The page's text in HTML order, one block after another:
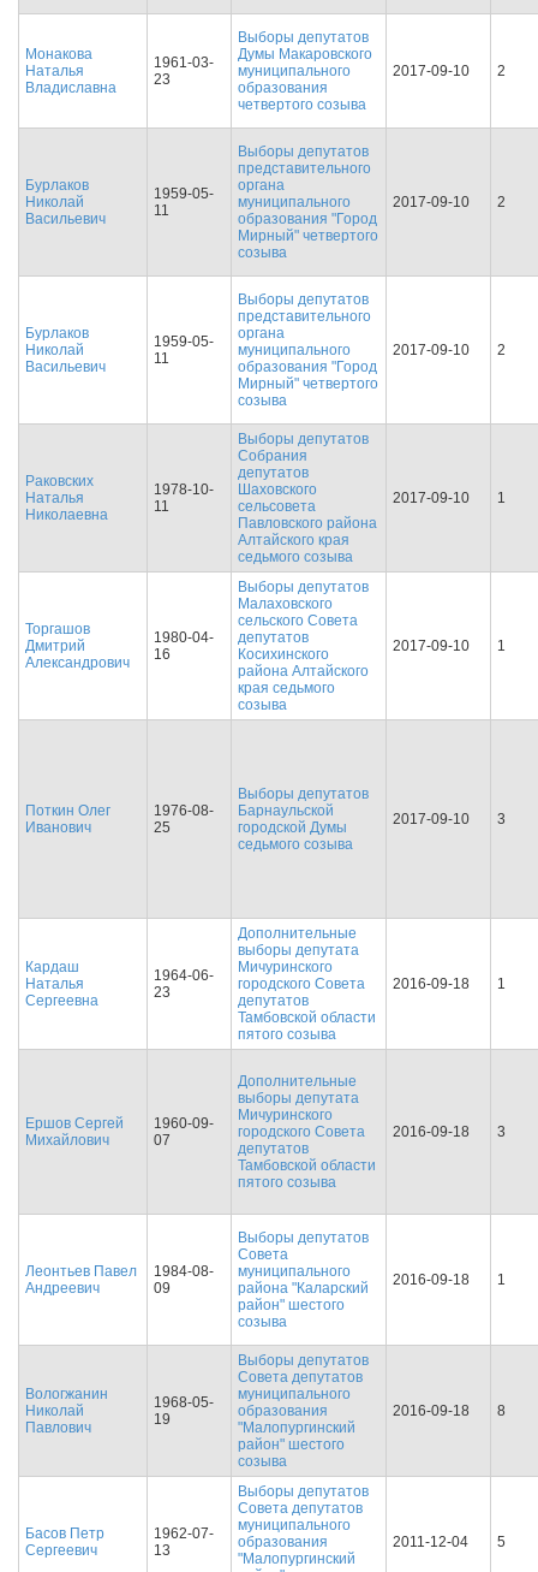
Монакова
Наталья
Владиславна
1961-03-
23
Выборы депутатов
Думы Макаровского
муниципального
образования
четвертого созыва
2017-09-10 2
Бурлаков
Николай
Васильевич
1959-05-
11
Выборы депутатов
представительного
органа
муниципального
образования "Город
Мирный" четвертого
созыва
2017-09-10 2
Бурлаков
Николай
Васильевич
1959-05-
11
Выборы депутатов
представительного
органа
муниципального
образования "Город
Мирный" четвертого
созыва
2017-09-10 2
Раковских
Наталья
Николаевна
1978-10-
11
Выборы депутатов
Собрания
депутатов
Шаховского
сельсовета
Павловского района
Алтайского края
седьмого созыва
2017-09-10 1
Торгашов
Дмитрий
Александрович
1980-04-
16
Выборы депутатов
Малаховского
сельского Совета
депутатов
Косихинского
района Алтайского
края седьмого
созыва
2017-09-10 1
Поткин Олег
Иванович
1976-08-
25
Выборы депутатов
Барнаульской
городской Думы
седьмого созыва
2017-09-10 3
Кардаш
Наталья
Сергеевна
1964-06-
23
Дополнительные
выборы депутата
Мичуринского
городского Совета
депутатов
Тамбовской области
пятого созыва
2016-09-18 1
Ершов Сергей
Михайлович
1960-09-
07
Дополнительные
выборы депутата
Мичуринского
городского Совета
депутатов
Тамбовской области
пятого созыва
2016-09-18 3
Леонтьев Павел
Андреевич
1984-08-
09
Выборы депутатов
Совета
муниципального
района "Каларский
район" шестого
созыва
2016-09-18 1
Вологжанин
Николай
Павлович
1968-05-
19
Выборы депутатов
Совета депутатов
муниципального
образования
"Малопургинский
район" шестого
созыва
2016-09-18 8
Басов Петр
Сергеевич
1962-07-
13
Выборы депутатов
Совета депутатов
муниципального
образования
"Малопургинский
2011-12-04 5